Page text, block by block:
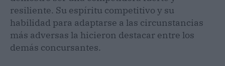
resiliente. Su espíritu competitivo y su
habilidad para adaptarse a las circunstancias
más adversas la hicieron destacar entre los
demás concursantes.